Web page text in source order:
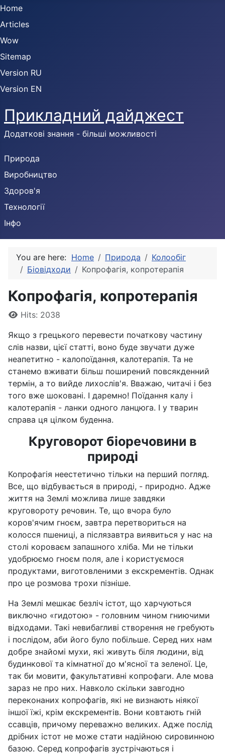
Home
Articles
Wow
Sitemap
Version RU
Version EN
Прикладний дайджест
Додаткові знання - більші можливості
Природа
Виробництво
Здоров'я
Технології
Інфо
You are here: Home Природа
Колообіг
Біовідходи
Копрофагія, копротерапія
Копрофагія, копротерапія
DetailsHits: 2038
Якщо з грецького перевести початкову частину
слів назви, цієї статті, воно буде звучати дуже
неапетитно - калопоїдання, калотерапія. Та не
станемо вживати більш поширений повсякденний
термін, а то вийде лихослів'я. Вважаю, читачі і без
того вже шоковані. І даремно! Поїдання калу і
калотерапія - ланки одного ланцюга. І у тварин
справа ця цілком буденна.
Круговорот біоречовини в
природі
Копрофагія неестетично тільки на перший погляд.
Все, що відбувається в природі, - природно. Адже
життя на Землі можлива лише завдяки
круговороту речовин. Те, що вчора було
коров'ячим гноєм, завтра перетвориться на
колосся пшениці, а післязавтра виявиться у нас на
столі короваєм запашного хліба. Ми не тільки
удобрюємо гноєм поля, але і користуємося
продуктами, виготовленими з екскрементів. Однак
про це розмова трохи пізніше.
На Землі мешкає безліч істот, що харчуються
виключно «гидотою» - головним чином гниючими
відходами. Такі невибагливі створення не гребують
і послідом, аби його було побільше. Серед них нам
добре знайомі мухи, які живуть біля людини, від
будинкової та кімнатної до м'ясної та зеленої. Це,
так би мовити, факультативні копрофаги. Але мова
зараз не про них. Навколо скільки завгодно
переконаних копрофагів, які не визнають ніякої
іншої їжі, крім екскрементів. Вони ковтають гній
ссавців, причому переважно великих. Адже послід
дрібних істот не може стати надійною сировинною
базою. Серед копрофагів зустрічаються і